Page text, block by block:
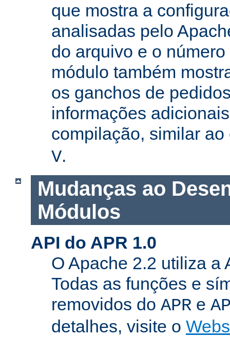
que mostra a
analisadas pelo
do arquivo e o
módulo também
os ganchos de
informações
compilação, similar
V.
Mudanças ao
Módulos
API do APR 1.0
O Apache 2.2 utiliza a
Todas as funções e
removidos do APR e
detalhes, visite o